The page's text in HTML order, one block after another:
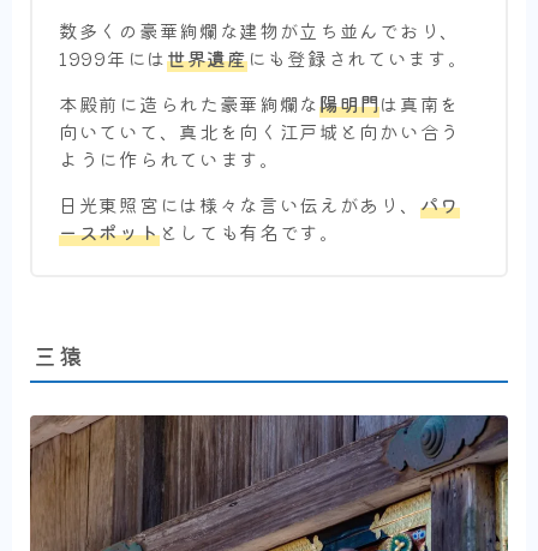
数多くの豪華絢爛な建物が立ち並んでおり、
1999年には世界遺産にも登録されています。
本殿前に造られた豪華絢爛な陽明門は真南を
向いていて、真北を向く江戸城と向かい合う
ように作られています。
日光東照宮には様々な言い伝えがあり、 パワ
ースポットとしても有名です。
三猿